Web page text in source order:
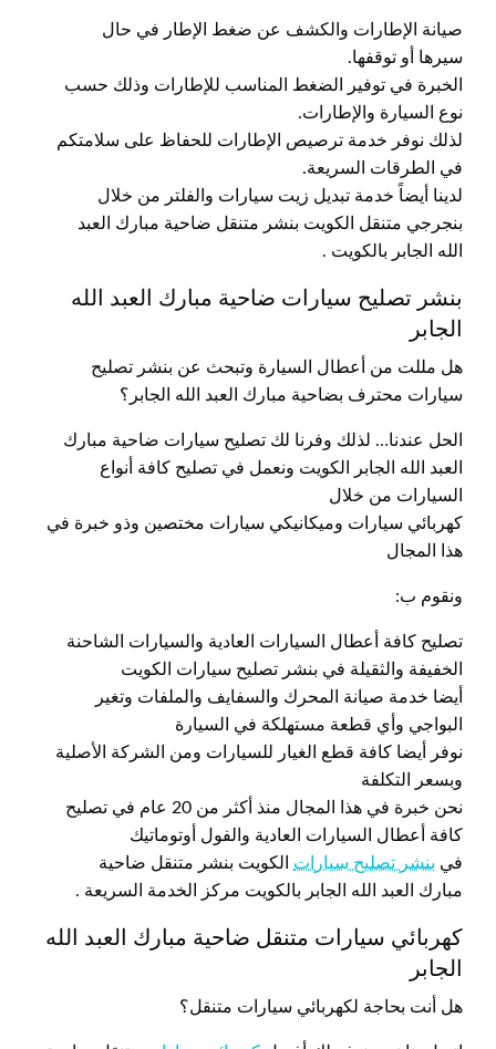
صيانة الإطارات والكشف عن ضغط الإطار في حال
سيرها أو توقفها.
الخبرة في توفير الضغط المناسب للإطارات وذلك حسب
نوع السيارة والإطارات.
لذلك نوفر خدمة ترصيص الإطارات للحفاظ على سلامتكم
في الطرقات السريعة.
لدينا أيضاً خدمة تبديل زيت سيارات والفلتر من خلال
بنجرجي متنقل الكويت بنشر متنقل ضاحية مبارك العبد
الله الجابر بالكويت .
بنشر تصليح سيارات ضاحية مبارك العبد الله
الجابر
هل مللت من أعطال السيارة وتبحث عن بنشر تصليح
سيارات محترف بضاحية مبارك العبد الله الجابر؟
الحل عندنا… لذلك وفرنا لك تصليح سيارات ضاحية مبارك
العبد الله الجابر الكويت ونعمل في تصليح كافة أنواع
السيارات من خلال
كهربائي سيارات وميكانيكي سيارات مختصين وذو خبرة في
هذا المجال
ونقوم ب:
تصليح كافة أعطال السيارات العادية والسيارات الشاحنة
الخفيفة والثقيلة في بنشر تصليح سيارات الكويت
أيضا خدمة صيانة المحرك والسفايف والملفات وتغير
البواجي وأي قطعة مستهلكة في السيارة
نوفر أيضا كافة قطع الغيار للسيارات ومن الشركة الأصلية
وبسعر التكلفة
نحن خبرة في هذا المجال منذ أكثر من 20 عام في تصليح
كافة أعطال السيارات العادية والفول أوتوماتيك
في بنشر تصليح سيارات الكويت بنشر متنقل ضاحية
مبارك العبد الله الجابر بالكويت مركز الخدمة السريعة .
كهربائي سيارات متنقل ضاحية مبارك العبد الله
الجابر
هل أنت بحاجة لكهربائي سيارات متنقل؟